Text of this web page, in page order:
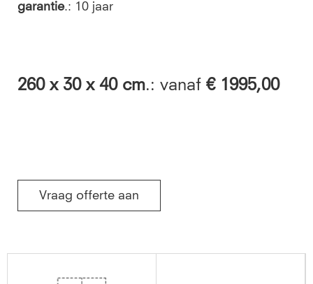
garantie.: 10 jaar
260 x 30 x 40 cm.: vanaf € 1995,00
Vraag offerte aan